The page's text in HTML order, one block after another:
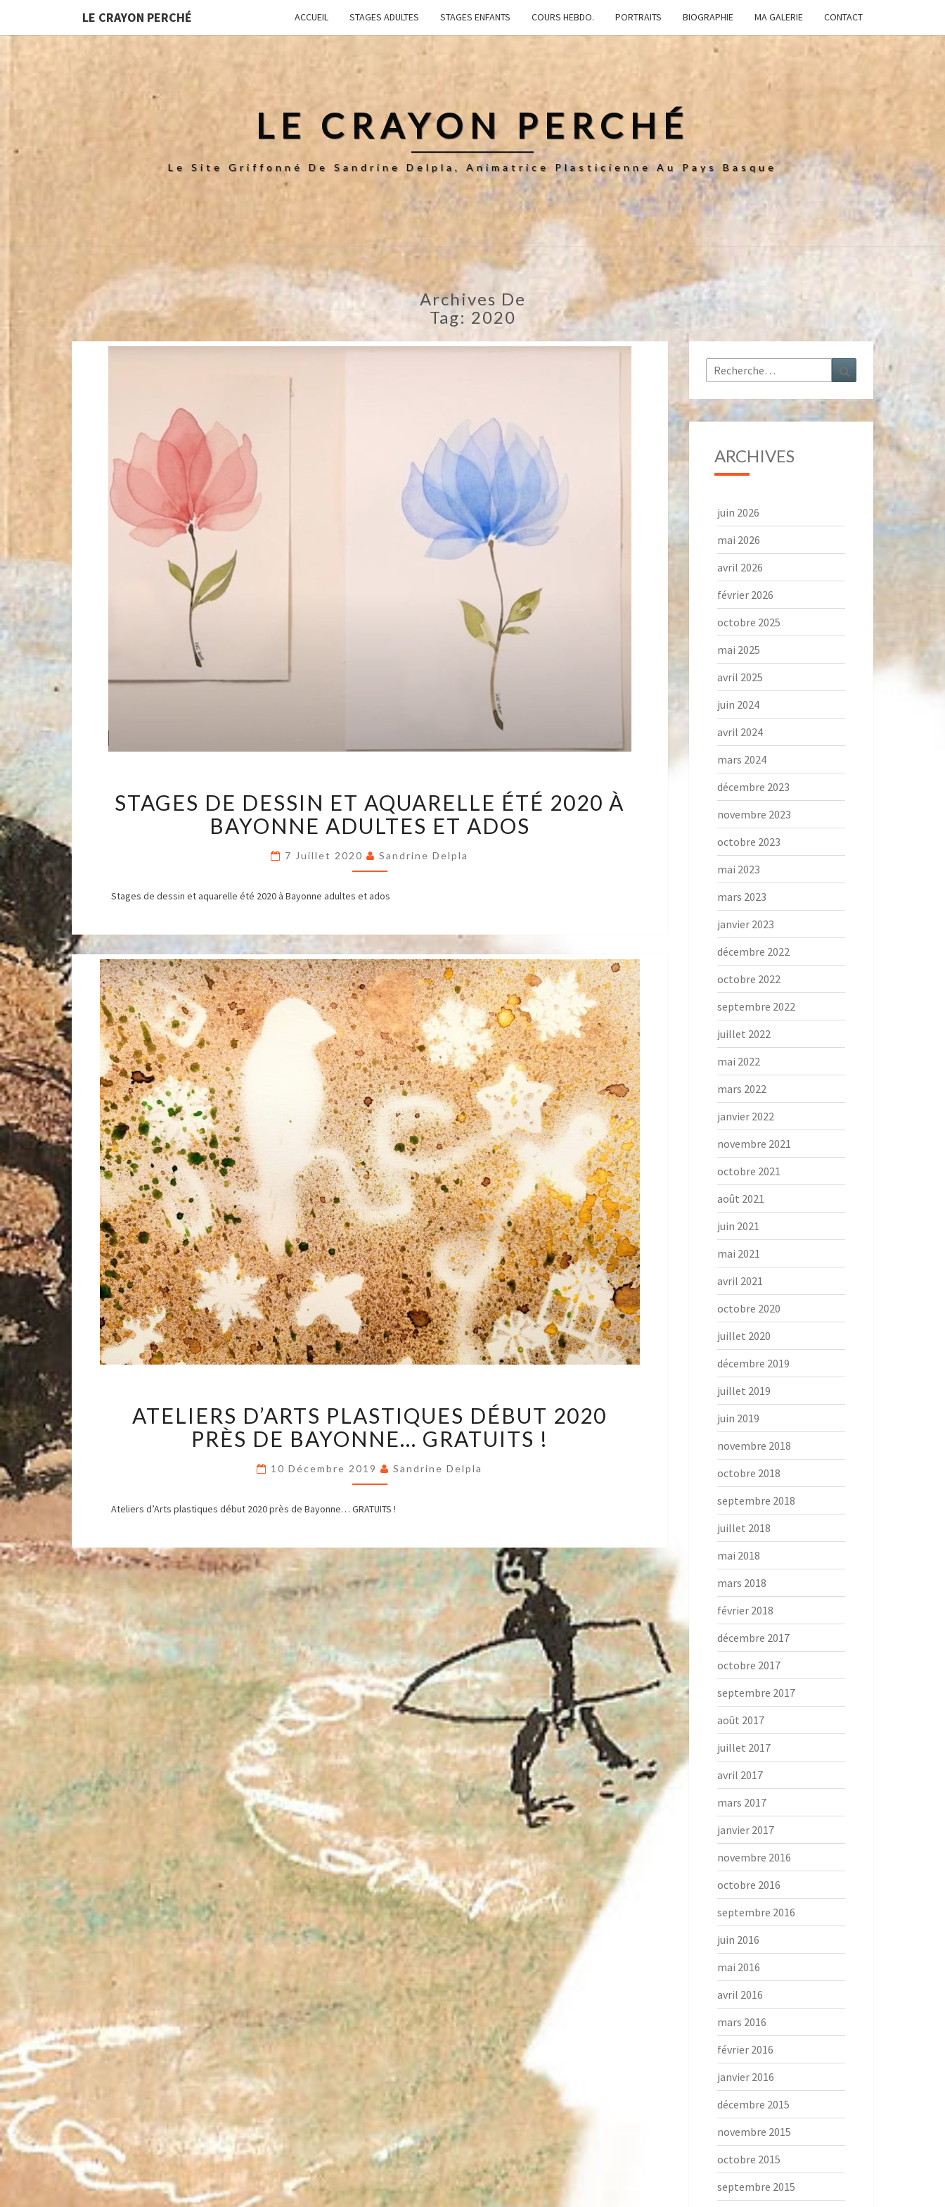
LE CRAYON PERCHÉ ACCUEIL STAGES ADULTES STAGES ENFANTS COURS HEBDO. PORTRAITS BIOGRAPHIE MA GALERIE CONTACT
LE CRAYON PERCHÉ
Le Site Griffonné De Sandrine Delpla, Animatrice Plasticienne Au Pays Basque
Archives De
Tag: 2020
DE
DESSIN
ÉTÉ
2020
BAYONNE
ADOS
STAGES DE DESSIN ET AQUARELLE ÉTÉ 2020 À
BAYONNE ADULTES ET ADOS
7 Juillet 2020 Sandrine Delpla
Stages de dessin et aquarelle été 2020 à Bayonne adultes et ados
D’ARTS
PLASTIQUES
DÉBUT
PRÈS
DE
GRATUITS
ATELIERS D’ARTS PLASTIQUES DÉBUT 2020
PRÈS DE BAYONNE… GRATUITS !
10 Décembre 2019 Sandrine Delpla
Ateliers d’Arts plastiques début 2020 près de Bayonne… GRATUITS !
Rechercher : Recherche
ARCHIVES
juin 2026
mai 2026
avril 2026
février 2026
octobre 2025
mai 2025
avril 2025
juin 2024
avril 2024
mars 2024
décembre 2023
novembre 2023
octobre 2023
mai 2023
mars 2023
janvier 2023
décembre 2022
octobre 2022
septembre 2022
juillet 2022
mai 2022
mars 2022
janvier 2022
novembre 2021
octobre 2021
août 2021
juin 2021
mai 2021
avril 2021
octobre 2020
juillet 2020
décembre 2019
juillet 2019
juin 2019
novembre 2018
octobre 2018
septembre 2018
juillet 2018
mai 2018
mars 2018
février 2018
décembre 2017
octobre 2017
septembre 2017
août 2017
juillet 2017
avril 2017
mars 2017
janvier 2017
novembre 2016
octobre 2016
septembre 2016
juin 2016
mai 2016
avril 2016
mars 2016
février 2016
janvier 2016
décembre 2015
novembre 2015
octobre 2015
septembre 2015